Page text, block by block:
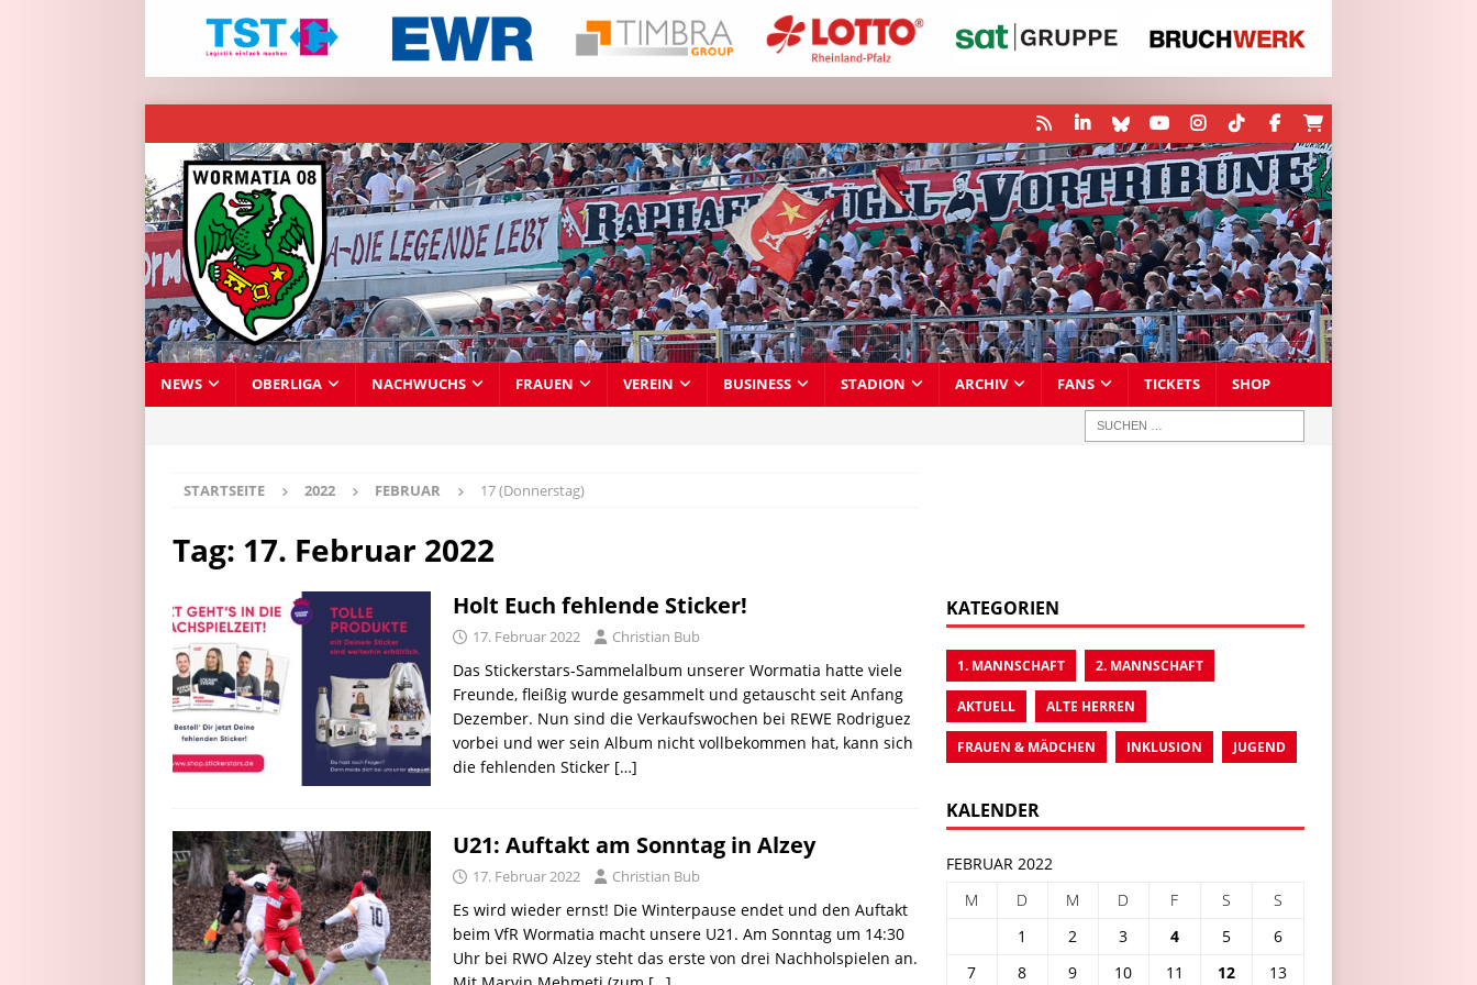
NEWS OBERLIGA NACHWUCHS FRAUEN VEREIN BUSINESS STADION ARCHIV FANS TICKETS SHOP
STARTSEITE 2022 FEBRUAR 17 (Donnerstag)
Tag: 17. Februar 2022
Holt Euch fehlende Sticker!
17. Februar 2022 Christian Bub
Das Stickerstars-Sammelalbum unserer Wormatia hatte viele
Freunde, fleißig wurde gesammelt und getauscht seit Anfang
Dezember. Nun sind die Verkaufswochen bei REWE Rodriguez
vorbei und wer sein Album nicht vollbekommen hat, kann sich
die fehlenden Sticker […]
U21: Auftakt am Sonntag in Alzey
17. Februar 2022 Christian Bub
Es wird wieder ernst! Die Winterpause endet und den Auftakt
beim VfR Wormatia macht unsere U21. Am Sonntag um 14:30
Uhr bei RWO Alzey steht das erste von drei Nachholspielen an.
KATEGORIEN
1. MANNSCHAFT 2. MANNSCHAFT
AKTUELL ALTE HERREN
FRAUEN & MÄDCHEN INKLUSION JUGEND
KALENDER
FEBRUAR 2022
M
D M D F S
S
1
2 3 4 5
6
7
8 9 10 11 12 13